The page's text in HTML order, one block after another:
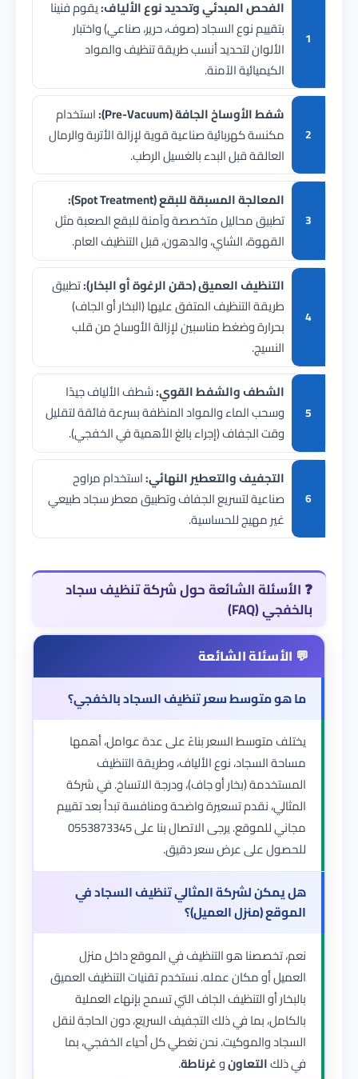
الفحص المبدئي وتحديد نوع الألياف:يقوم فنينا
بتقييم نوع السجاد (صوف، حرير، صناعي) واختبار
الألوان لتحديد أنسب طريقة تنظيف والمواد
الكيميائية الآمنة.
شفط الأوساخ الجافة (Pre-Vacuum):
استخدام
مكنسة كهربائية صناعية قوية لإزالة الأتربة والرمال
العالقة قبل البدء بالغسيل الرطب.
المعالجة المسبقة للبقع (Spot Treatment):
تطبيق محاليل متخصصة وآمنة للبقع الصعبة مثل
القهوة، الشاي، والدهون، قبل التنظيف العام.
التنظيف العميق (حقن الرغوة أو البخار):تطبيق
طريقة التنظيف المتفق عليها (البخار أو الجاف)
بحرارة وضغط مناسبين لإزالة الأوساخ من قلب
النسيج.
الشطف والشفط القوي:شطف الألياف جيدًا
وسحب الماء والمواد المنظفة بسرعة فائقة لتقليل
وقت الجفاف (إجراء بالغ الأهمية في الخفجي).
التجفيف والتعطير النهائي:استخدام مراوح
صناعية لتسريع الجفاف وتطبيق معطر سجاد طبيعي
غير مهيج للحساسية.
❓الأسئلة الشائعة حول شركة تنظيف سجاد
بالخفجي (FAQ)
ما هو متوسط سعر تنظيف السجاد بالخفجي؟
يختلف متوسط السعر بناءً على عدة عوامل، أهمها
مساحة السجاد، نوع الألياف، وطريقة التنظيف
المستخدمة (بخار أو جاف)، ودرجة الاتساخ. فيشركة
المثالي، نقدم تسعيرة واضحة ومنافسة تبدأ بعد تقييم
مجاني للموقع. يرجى الاتصال بنا على0553873345
للحصول على عرض سعر دقيق.
هل يمكن لشركة المثالي تنظيف السجاد في
الموقع (منزل العميل)؟
نعم، تخصصنا هو التنظيف في الموقع داخل منزل
العميل أو مكان عمله. نستخدم تقنيات التنظيف العميق
بالبخار أو التنظيف الجاف التي تسمح بإنهاء العملية
بالكامل، بما في ذلك التجفيف السريع، دون الحاجة لنقل
السجاد والموكيت. نحن نغطي كل أحياء الخفجي، بما
في ذلكالتعاونوغرناطة.